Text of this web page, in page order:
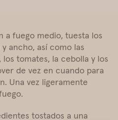
a fuego medio, tuesta los
ancho, así como las
los tomates, la cebolla y los
de vez en cuando para
Una vez ligeramente
tostados a una